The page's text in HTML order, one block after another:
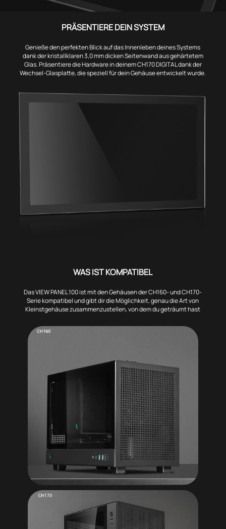
PRÄSENTIERE DEIN SYSTEM
Genieße den perfekten Blick auf das Innenleben deines Systems
dank der kristallklaren 3,0 mm dicken Seitenwand aus gehärtetem
Glas. Präsentiere die Hardware in deinem CH170 DIGITAL dank der
Wechsel-Glasplatte, die speziell für dein Gehäuse entwickelt wurde.
WAS IST KOMPATIBEL
Das VIEW PANEL 100 ist mit den Gehäusen der CH160- und CH170-
Serie kompatibel und gibt dir die Möglichkeit, genau die Art von
Kleinstgehäuse zusammenzustellen, von dem du geträumt hast